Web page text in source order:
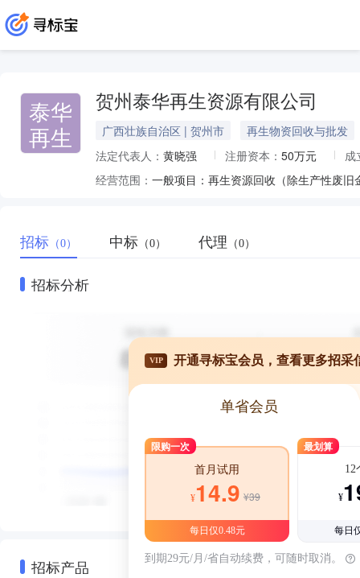
泰华
再生
贺州泰华再生资源有限公司
广西壮族自治区 | 贺州市
再生物资回收与批发
法定代表人： 黄晓强 注册资本： 50万元
成
经营范围： 一般项目：再生资源回收（除生产性废
招标 （0） 中标 （0） 代理 （0）
招标分析
招标产品
VIP 开通寻标宝会员，查看更多招采
单省会员
限购一次
首月试用
¥14.9 ¥39
每日仅0.48元
最划算
12
¥
每日
到期29元/月/省自动续费，可随时取消。